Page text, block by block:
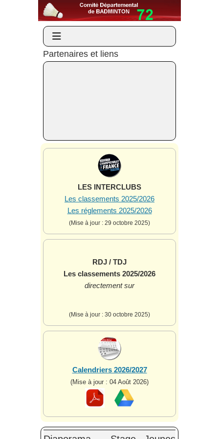
Partenaires et liens
LES INTERCLUBS
Les classements 2025/2026
Les réglements 2025/2026
(Mise à jour : 29 octobre 2025)
RDJ / TDJ
Les classements 2025/2026
directement sur
(Mise à jour : 30 octobre 2025)
Calendriers 2026/2027
(Mise à jour : 04 Août 2026)